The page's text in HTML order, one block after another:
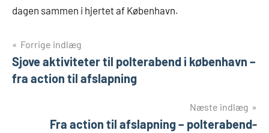
dagen sammen i hjertet af København.
Indlægsnavigation
Forrige indlæg
Sjove aktiviteter til polterabend i københavn –
fra action til afslapning
Næste indlæg
Fra action til afslapning – polterabend-